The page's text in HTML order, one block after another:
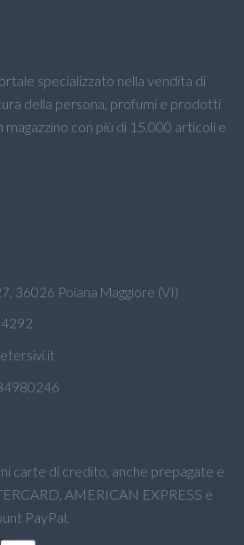
specializzato nella vendita di
della persona, profumi e prodotti
magazzino con più di 15.000 articoli e
36026 Poiana Maggiore (VI)
carte di credito, anche prepagate e
AMERICAN EXPRESS e
PayPal.